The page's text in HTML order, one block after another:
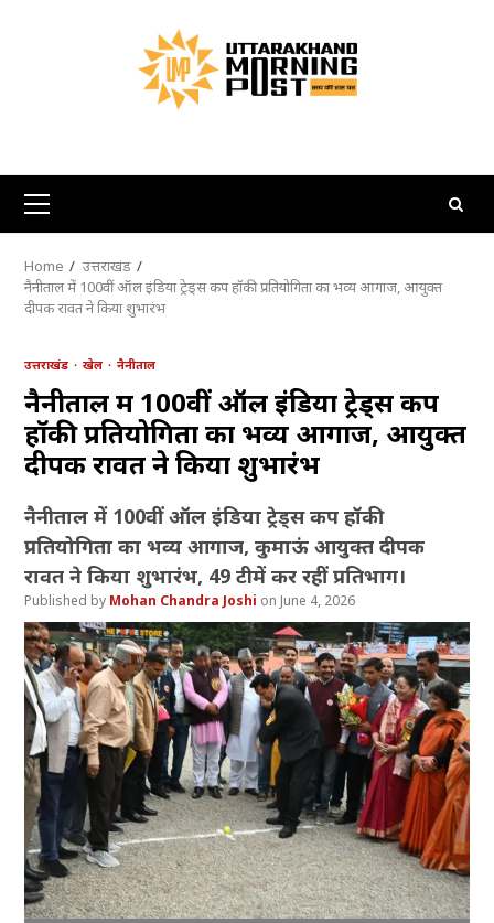
Primary
Menu
Home
उत्तराखंड
नैनीताल में 100वीं ऑल इंडिया ट्रेड्स कप हॉकी प्रतियोगिता का भव्य आगाज, आयुक्त
दीपक रावत ने किया शुभारंभ
उत्तराखंड खेल नैनीताल
नैनीताल में 100वीं ऑल इंडिया ट्रेड्स कप
हॉकी प्रतियोगिता का भव्य आगाज, आयुक्त
दीपक रावत ने किया शुभारंभ
नैनीताल में 100वीं ऑल इंडिया ट्रेड्स कप हॉकी
प्रतियोगिता का भव्य आगाज, कुमाऊं आयुक्त दीपक
रावत ने किया शुभारंभ, 49 टीमें कर रहीं प्रतिभाग।
Mohan Chandra Joshi June 4, 2026